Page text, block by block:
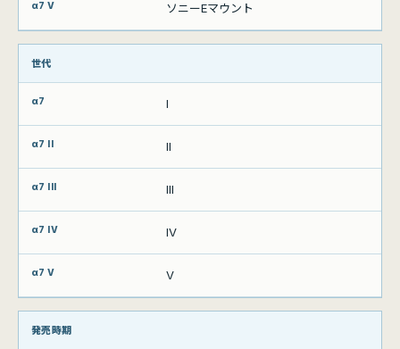
ソニーEマウント
世代
I
II
III
IV
V
発売時期